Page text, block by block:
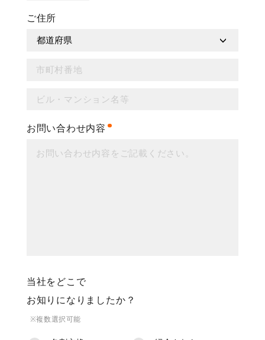
ご住所
お問い合わせ内容
当社をどこで
お知りになりましたか？
※複数選択可能